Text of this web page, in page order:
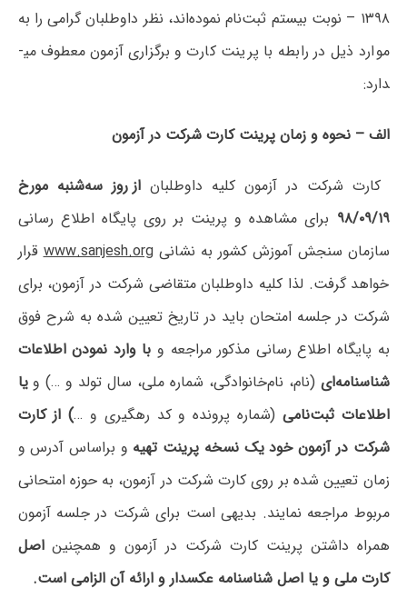
۱۳۹۸ – نوبت بیستم ثبت‌نام نموده‌اند، نظر داوطلبان گرامی را به
موارد ذیل در رابطه با پرینت کارت و برگزاری آزمون معطوف می­
دارد:
الف‌ – نحوه‌ و زمان پرینت کارت شرکت در آزمون
کارت‌ شرکت در‌ آزمون‌ کلیه‌ داوطلبان‌از روز سه‌­شنبه مورخ
۹۸/۰۹/۱۹ برای مشاهده و پرینت بر روی پایگاه اطلاع رسانی
سازمان سنجش آموزش کشور به نشانیwww.sanjesh.orgقرار
خواهد گرفت. لذا کلیه‌ داوطلبان‌ متقاضی شرکت‌ در آزمون‌، برای
شرکت در جلسه امتحان باید در تاریخ تعیین شده به شرح فوق
به پایگاه اطلاع رسانی مذکور مراجعه و با وارد نمودن اطلاعات
شناسنامه‌ای (نام، نام‌خانوادگی، شماره ملی، سال تولد و …) ویا
اطلاعات ثبت‌نامی (شماره پرونده و کد رهگیری و …) از کارت
شرکت در آزمون خود یک نسخه پرینت تهیه و براساس آدرس و
زمان تعیین شده بر روی کارت شرکت در آزمون، به حوزه امتحانی
مربوط مراجعه نمایند. بدیهی است برای شرکت در جلسه آزمون
همراه داشتن پرینت کارت شرکت در آزمون و هم­چنیناصل
کارت ملی و یا اصل شناسنامه عکسدار و ارائه آن الزامی است.